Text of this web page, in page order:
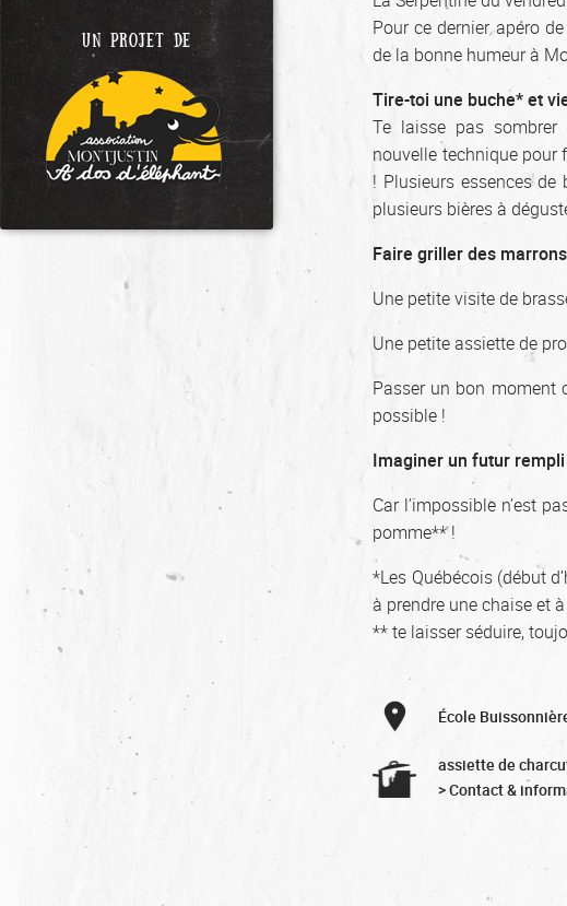
UN PROJET DE
Pour ce dernier apéro
de la bonne humeur à
Tire-toi une buche* et
Te laisse pas
nouvelle technique pour
! Plusieurs essences
plusieurs bières à
Faire griller des
Une petite visite de
Une petite assiette de
Passer un bon moment
possible !
Imaginer un futur
Car l’impossible n’est
pomme** !
*Les Québécois (début
à prendre une chaise et à
** te laisser séduire,
École
assiette de
> Contact &